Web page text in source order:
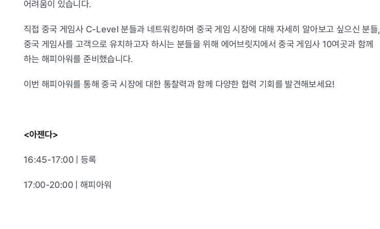
어려움이 있습니다.
직접 중국 게임사 C-Level 분들과 네트워킹하며 중국 게임 시장에 대해 자세히 알아보고 싶으신 분들,
중국 게임사를 고객으로 유치하고자 하시는 분들을 위해 에어브릿지에서 중국 게임사 10여곳과 함께
하는 해피아워를 준비했습니다.
이번 해피아워를 통해 중국 시장에 대한 통찰력과 함께 다양한 협력 기회를 발견해보세요!
<아젠다>
16:45-17:00 | 등록
17:00-20:00 | 해피아워